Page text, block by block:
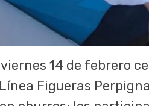
viernes 14 de febrero
Figueras